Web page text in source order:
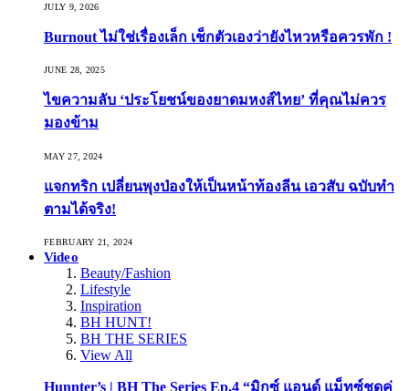
JULY 9, 2026
Burnout ไม่ใช่เรื่องเล็ก เช็กตัวเองว่ายังไหวหรือควรพัก !
JUNE 28, 2025
ไขความลับ ‘ประโยชน์ของยาดมหงส์ไทย’ ที่คุณไม่ควร
มองข้าม
MAY 27, 2024
แจกทริก เปลี่ยนพุงป่องให้เป็นหน้าท้องลีน เอวสับ ฉบับทำ
ตามได้จริง!
FEBRUARY 21, 2024
Video
Beauty/Fashion
Lifestyle
Inspiration
BH HUNT!
BH THE SERIES
View All
Hunnter’s | BH The Series Ep.4 “มิกซ์ แอนด์ แม็ทซ์ชุดคู่